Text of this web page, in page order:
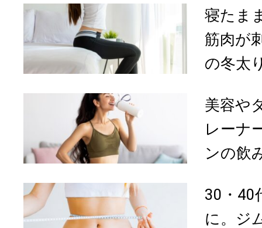
寝たま
筋肉が
の冬太
美容や
レーナ
ンの飲
30・40
に。ジ